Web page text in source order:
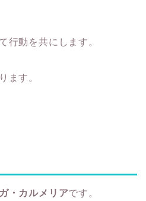
行動を共にします。
ます。
・カルメリアです。